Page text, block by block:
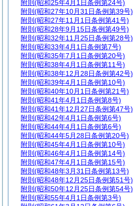
附則 (昭和25年4月1日条例第24号)
附則 (昭和27年10月31日条例第39号)
附則 (昭和27年11月1日条例第41号)
附則 (昭和28年9月15日条例第49号)
附則 (昭和32年11月25日条例第28号)
附則 (昭和33年4月1日条例第7号)
附則 (昭和35年7月1日条例第20号)
附則 (昭和38年4月1日条例第11号)
附則 (昭和38年12月28日条例第42号)
附則 (昭和39年4月1日条例第10号)
附則 (昭和40年10月1日条例第21号)
附則 (昭和41年4月1日条例第8号)
附則 (昭和41年12月27日条例第47号)
附則 (昭和42年4月1日条例第6号)
附則 (昭和44年4月1日条例第6号)
附則 (昭和44年5月28日条例第20号)
附則 (昭和45年4月1日条例第10号)
附則 (昭和46年4月1日条例第14号)
附則 (昭和47年4月1日条例第15号)
附則 (昭和48年3月31日条例第13号)
附則 (昭和48年12月25日条例第51号)
附則 (昭和50年12月25日条例第54号)
附則 (昭和55年4月1日条例第3号)